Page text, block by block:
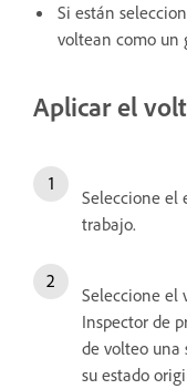
Si están
voltean como un
Aplicar el
Seleccione el
trabajo.
Seleccione el
Inspector de
de volteo una
su estado